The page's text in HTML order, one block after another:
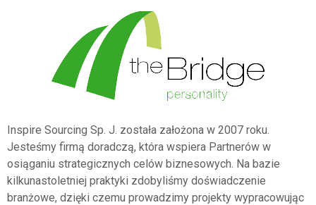
Inspire Sourcing Sp. J. została założona w 2007 roku.
Jesteśmy firmą doradczą, która wspiera Partnerów w
osiąganiu strategicznych celów biznesowych. Na bazie
kilkunastoletniej praktyki zdobyliśmy doświadczenie
branżowe, dzięki czemu prowadzimy projekty wypracowując